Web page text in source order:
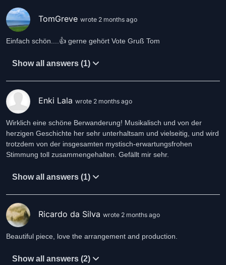
TomGreve wrote 2 months ago
Einfach schön....👍 gerne gehört Vote Gruß Tom
Show all answers (1)
Enki Lala wrote 2 months ago
Wirklich eine schöne Berwanderung! Musikalisch und von der
herzigen Geschichte her sehr unterhaltsam und vielseitig, und wird
trotzdem von der insgesamten mystisch-erwartungsfrohen
Stimmung toll zusammengehalten. Gefällt mir sehr.
Show all answers (1)
Ricardo da Silva wrote 2 months ago
Beautiful piece, love the arrangement and production.
Show all answers (2)